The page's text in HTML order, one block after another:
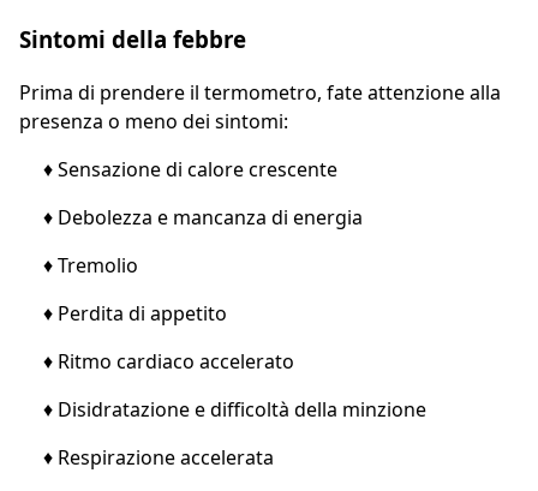
Sintomi della febbre
Prima di prendere il termometro, fate attenzione alla
presenza o meno dei sintomi:
♦ Sensazione di calore crescente
♦ Debolezza e mancanza di energia
♦ Tremolio
♦ Perdita di appetito
♦ Ritmo cardiaco accelerato
♦ Disidratazione e difficoltà della minzione
♦ Respirazione accelerata